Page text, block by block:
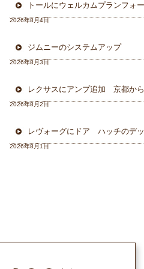
2026年8月4日
ジムニーのシステムアップ
2026年8月3日
レクサスにアンプ追加 京都から
2026年8月2日
2026年8月1日